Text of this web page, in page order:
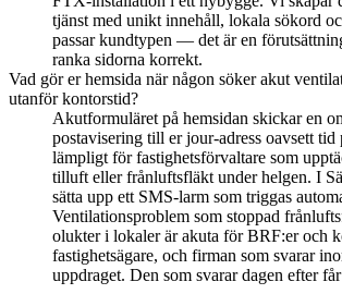
tjänst med unikt innehåll, lokala sökord
passar kundtypen — det är en
ranka sidorna korrekt.
Vad gör er hemsida när någon söker akut
utanför kontorstid?
Akutformuläret på hemsidan skickar en
postavisering till er jour-adress oavsett
lämpligt för fastighetsförvaltare som
tilluft eller frånluftsfläkt under helgen. I
sätta upp ett SMS-larm som triggas
Ventilationsproblem som stoppad
olukter i lokaler är akuta för BRF:er och
fastighetsägare, och firman som svarar
uppdraget. Den som svarar dagen efter